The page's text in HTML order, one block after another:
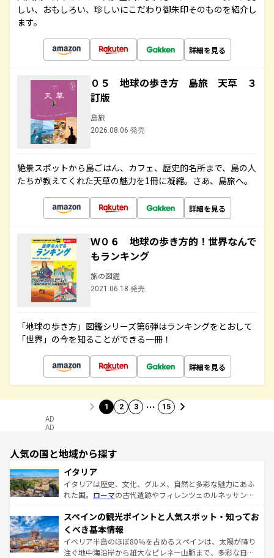
しい、おもしろい、珍しいにこだわり御朱印そのものを紹介し
ます。
詳細を見る
０５ 地球の歩き方 島旅 天草 ３
訂版
島旅
2026.08.06 発売
絶景スポットから島ごはん、カフェ、歴史的名所まで、島の人
たちが教えてくれた天草の魅力を1冊に凝縮。さあ、島旅へ。
詳細を見る
Ｗ０６ 地球の歩き方的！世界なんで
もランキング
旅の図鑑
2021.06.18 発売
「地球の歩き方」図鑑シリーズ第6弾はランキングをとおして
「世界」の今を知ることができる一冊！
詳細を見る
1 2 3 … 15
AD
AD
人気の国と地域から探す
イタリア
イタリアは歴史、文化、グルメ、自然と多彩な魅力にあふ
れた国。 ローマの古代遺跡やフィレンツェのルネッサンス
ろん、トスカーナの美しい田園風景やアマルフィ海岸の絶
景など、自然景観も見逃せない。観光の合間には、本場の
ピザやパスタなど、絶品のイタリア料理を堪能することも
できる。朝目覚めてから夜眠るまで、すべての瞬間を楽し
スペインの観光ポイントと人気スポット・知ってお
くべき基本情報
イベリア半島のほぼ80％を占めるスペインは、太陽が降り
注ぐ地中海沿岸から雄大なピレネー山脈まで、多彩な自然